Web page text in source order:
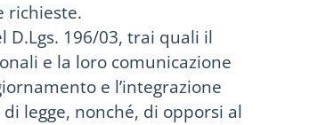
richieste.
D.Lgs. 196/03, trai quali il
e la loro comunicazione
e l’integrazione
legge, nonché, di opporsi al